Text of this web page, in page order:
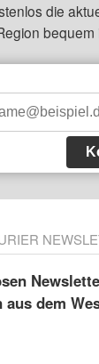
die
bequem
dem